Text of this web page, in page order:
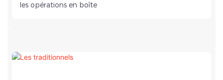
les opérations en boîte